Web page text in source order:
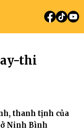
thi
thanh tịnh của
Ninh Bình